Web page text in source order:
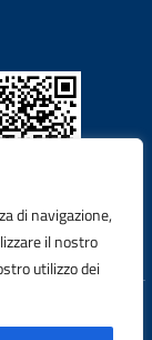
di navigazione,
il nostro
utilizzo dei